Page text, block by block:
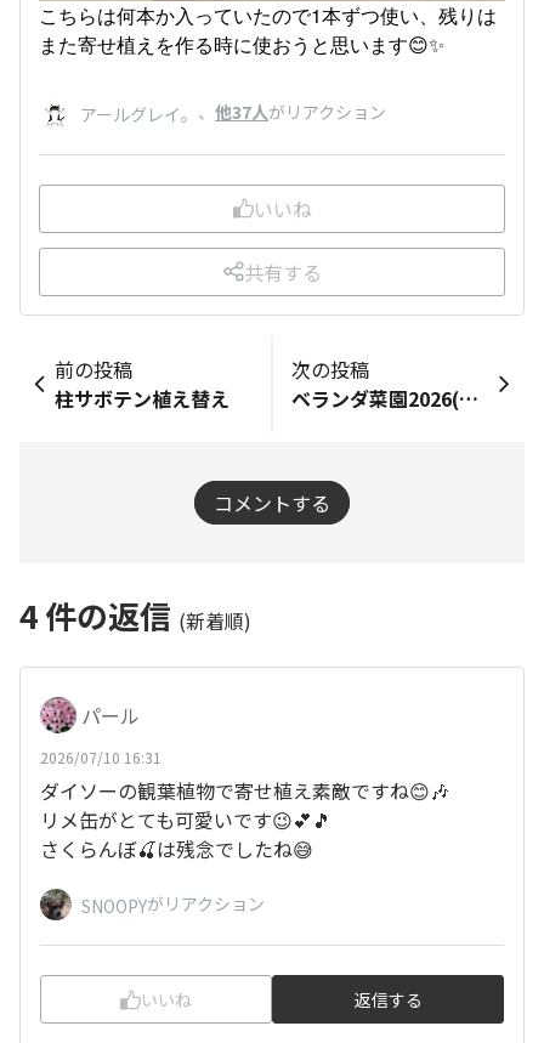
こちらは何本か入っていたので1本ずつ使い、残りは
また寄せ植えを作る時に使おうと思います😊✨
アールグレイ。 、 他37人がリアクション
いいね
共有する
前の投稿
柱サボテン植え替え
次の投稿
ベランダ菜園2026(オクラ_満天③2番花と1番果♡)
コメントする
4件の返信 (新着順)
パール
2026/07/10 16:31
ダイソーの観葉植物で寄せ植え素敵ですね😊🎶
リメ缶がとても可愛いです😉💕🎵
さくらんぼ🍒は残念でしたね😅
SNOOPYがリアクション
いいね 返信する